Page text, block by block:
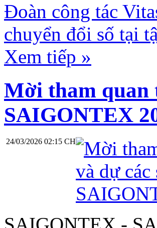
Đoàn công tác
chuyển đổi số tại
Xem tiếp »
Mời tham quan
SAIGONTEX
24/03/2026 02:15 CH